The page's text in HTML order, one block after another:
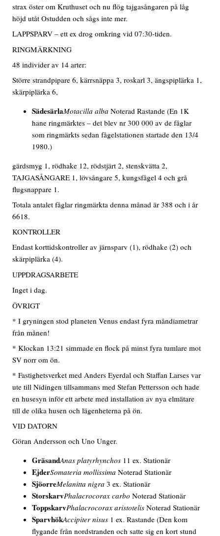
strax öster om Kruthuset och nu flög tajgasångaren på låg
höjd utåt Ostudden och sågs inte mer.
LAPPSPARV – ett ex drog omkring vid 07:30-tiden.
RINGMÄRKNING
48 individer av 14 arter:
Större strandpipare 6, kärrsnäppa 3, roskarl 3, ängspiplärka 1,
skärpiplärka 6,
SädesärlaMotacilla alba Noterad Rastande(En 1K
hane ringmärktes – det blev nr 300 000 av de fåglar
som ringmärkts sedan fågelstationen startade den 13/4
1980.)
gärdsmyg 1, rödhake 12, rödstjärt 2, stenskvätta 2,
TAJGASÅNGARE 1, lövsångare 5, kungsfågel 4 och grå
flugsnappare 1.
Totala antalet fåglar ringmärkta denna månad är 388 och i år
6618.
KONTROLLER
Endast korttidskontroller av järnsparv (1), rödhake (2) och
skärpiplärka (4).
UPPDRAGSARBETE
Inget i dag.
ÖVRIGT
* I gryningen stod planeten Venus endast fyra måndiametrar
från månen!
* Klockan 13:21 simmade en flock på minst fyra tumlare mot
SV norr om ön.
* Fastighetsverket med Anders Eyerdal och Staffan Larses var
ute till Nidingen tillsammans med Stefan Pettersson och hade
en husesyn inför ett arbete med installation av nya elmätare
till de olika husen och lägenheterna på ön.
VID DATORN
Göran Andersson och Uno Unger.
GräsandAnas platyrhynchos 11 ex. Stationär
EjderSomateria mollissima Noterad Stationär
SjöorreMelanitta nigra 3 ex. Stationär
StorskarvPhalacrocorax carbo Noterad Stationär
ToppskarvPhalacrocorax aristotelis Noterad Stationär
SparvhökAccipiter nisus 1 ex. Rastande(Den kom
flygande från nordstranden och satte sig en kort stund